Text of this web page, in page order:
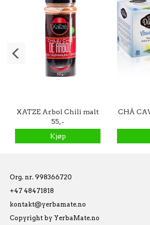
XATZE Arbol Chili malt
50g
55,-
Kjøp
CHÁ
Org. nr. 998366720
+47 48471818
kontakt@yerbamate.no
Copyright by YerbaMate.no